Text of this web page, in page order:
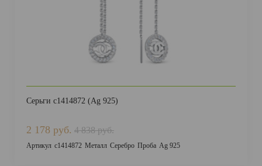
Серьги с1414872 (Ag 925)
2 178 руб. 4 838 руб.
Артикул с1414872 Металл Серебро Проба Ag 925